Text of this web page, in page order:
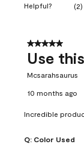
Helpful? (2)
5 out of 5
Use
Mcsarahsaurus
10 months ago
Incredible
Q: Color Used